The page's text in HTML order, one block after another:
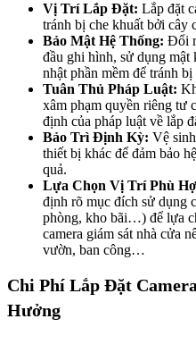
Vị Trí Lắp Đặt: Lắp đặt
tránh bị che khuất bởi cây
Bảo Mật Hệ Thống: Đổi
đầu ghi hình, sử dụng mật
nhật phần mềm để tránh bị
Tuân Thủ Pháp Luật:
xâm phạm quyền riêng tư
định của pháp luật về lắp
Bảo Trì Định Kỳ: Vệ
thiết bị khác để đảm bảo
quả.
Lựa Chọn Vị Trí Phù
định rõ mục đích sử dụng
phòng, kho bãi…) để lựa
camera giám sát nhà cửa
vườn, ban công…
Chi Phí Lắp Đặt
Hưởng